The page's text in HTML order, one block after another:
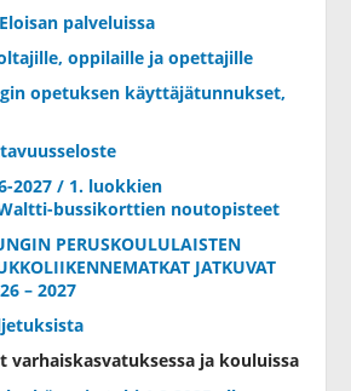
palveluissa
oppilaille ja opettajille
opetuksen käyttäjätunnukset,
2027 / 1. luokkien
bussikorttien noutopisteet
PERUSKOULULAISTEN
JATKUVAT
– 2027
varhaiskasvatuksessa ja kouluissa